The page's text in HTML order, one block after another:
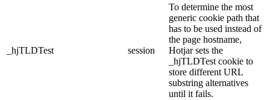
_hjTLDTest session
To determine the most
generic cookie path that
has to be used instead of
the page hostname,
Hotjar sets the
_hjTLDTest cookie to
store different URL
substring alternatives
until it fails.